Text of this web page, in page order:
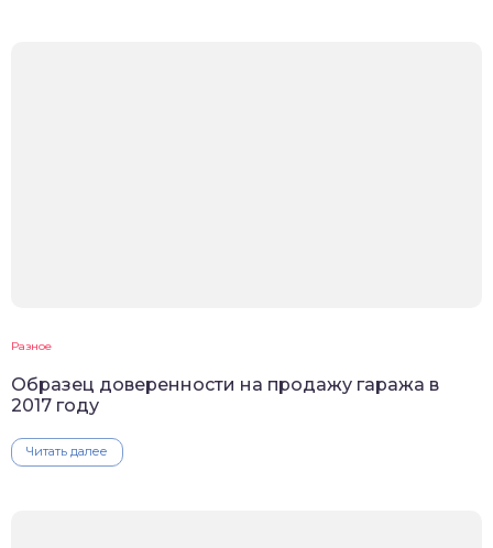
Разное
Образец доверенности на продажу гаража в
2017 году
Читать далее